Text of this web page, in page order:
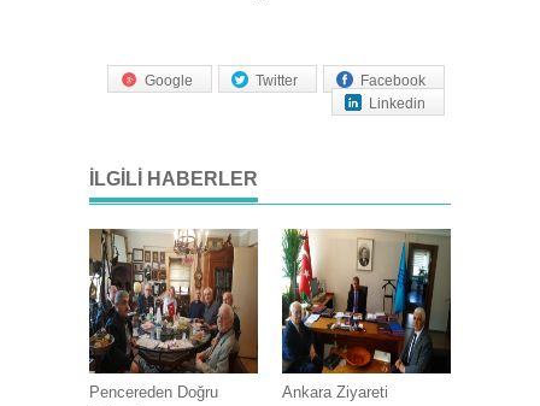
Facebook
Twitter
Google
Linkedin
İLGILI HABERLER
Pencereden Doğru
Ankara Ziyareti